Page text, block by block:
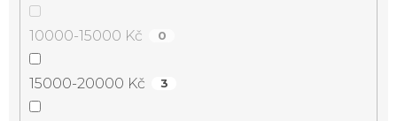
10000-15000 Kč 0
15000-20000 Kč 3